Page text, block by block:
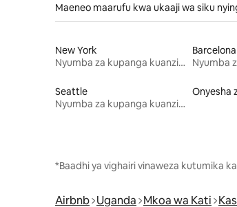
Maeneo maarufu kwa ukaaji wa siku
New York
Nyumba za kupanga kuanzia mwezi mmoja
Barcelona
Seattle
Nyumba za kupanga kuanzia mwezi mmoja
Onyesha
*Baadhi ya vighairi vinaweza kutumika
Airbnb Uganda Mkoa wa Kati